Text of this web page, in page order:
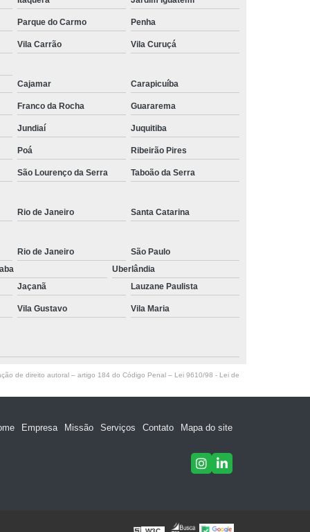
Parque do Carmo Penha
Vila Carrão Vila Curuçá
Cajamar Carapicuíba
Franco da Rocha Guararema
Jundiaí Juquitiba
Poá Ribeirão Pires
São Lourenço da Serra Taboão da Serra
Rio de Janeiro Santa Catarina
Rio de Janeiro
São Paulo
Uberlândia
Jaçanã Lauzane Paulista
Vila Gustavo Vila Maria
de direito autoral – artigo 184 do Código Penal – Lei 9610/98 - Lei de
Empresa Missão Serviços Contato Mapa do site